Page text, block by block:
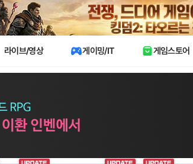
라이브/영상 게이밍/IT 게임스토어